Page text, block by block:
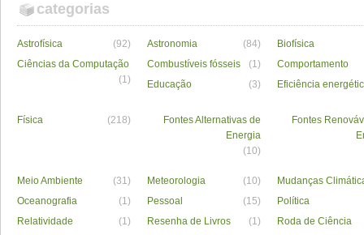
categorias
Astrofísica (92) Astronomia (84)
Biofísica
Ciências da Computação
(1)
Combustíveis fósseis (1)
Comportamento
Educação
(3) Eficiência
Física (218)
Fontes Alternativas de
Energia
(10)
Fontes
Meio Ambiente (31) Meteorologia (10)
Mudanças
Oceanografia
(1) Pessoal (15)
Política
Relatividade
(1) Resenha de Livros (1)
Roda de Ciência